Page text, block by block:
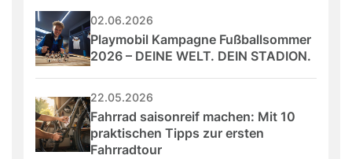
02.06.2026
Playmobil Kampagne Fußballsommer
2026 – DEINE WELT. DEIN STADION.
22.05.2026
Fahrrad saisonreif machen: Mit 10
praktischen Tipps zur ersten
Fahrradtour